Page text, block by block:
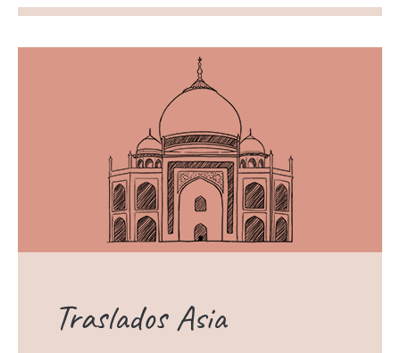
Traslados Asia